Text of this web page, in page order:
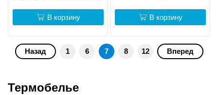
В корзину В корзину
Назад 1 6 7 8 12 Вперед
Термобелье